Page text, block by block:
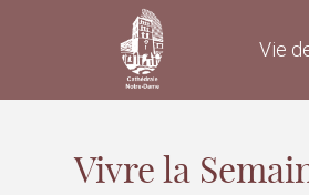
Vie
Vivre la